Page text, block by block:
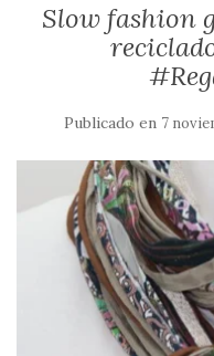
Slow fashion
Publicado en 7